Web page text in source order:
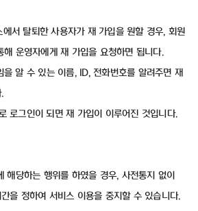
서 탈퇴한 사용자가 재 가입을 원할 경우, 회원
해 운영자에게 재 가입을 요청하면 됩니다.
알 수 있는 이름, ID, 전화번호를 알려주면 재
로그인이 되면 재 가입이 이루어진 것입니다.
해당하는 행위를 하였을 경우, 사전통지 없이
을 정하여 서비스 이용을 중지할 수 있습니다.